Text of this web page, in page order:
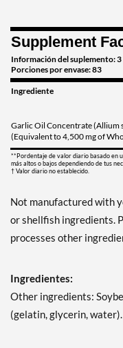
Supplement
Información del suplemento: 3
Porciones por envase: 83
Ingrediente
Garlic Oil Concentrate (Allium
(Equivalent to 4,500 mg of
**Pordentaje de valor diario basado en
más altos o bajos dependiendo de tus
† Valor diario no establecido.
Not manufactured with
or shellfish ingredients.
processes other
Ingredientes:
Other ingredients:
(gelatin, glycerin, water).